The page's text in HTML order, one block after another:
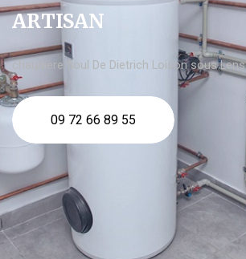
ARTISAN
chaudière fioul De Dietrich Loison sous Lens
09 72 66 89 55